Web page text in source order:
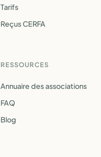
Tarifs
Reçus CERFA
RESSOURCES
Annuaire des associations
FAQ
Blog